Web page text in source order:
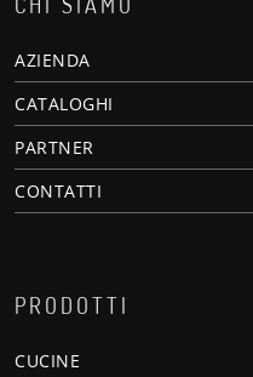
AZIENDA
CATALOGHI
PARTNER
CONTATTI
PRODOTTI
CUCINE